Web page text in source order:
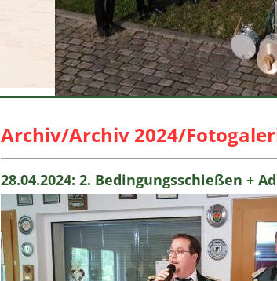
Archiv/Archiv 2024/
28.04.2024: 2. Bedingungsschießen +